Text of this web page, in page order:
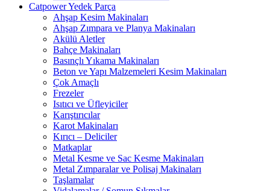
Catpower Yedek Parça
Ahşap Kesim Makinaları
Ahşap Zımpara ve Planya Makinaları
Akülü Aletler
Bahçe Makinaları
Basınçlı Yıkama Makinaları
Beton ve Yapı Malzemeleri Kesim Makinaları
Çok Amaçlı
Frezeler
Isıtıcı ve Üfleyiciler
Karıştırıcılar
Karot Makinaları
Kırıcı – Deliciler
Matkaplar
Metal Kesme ve Sac Kesme Makinaları
Metal Zımparalar ve Polisaj Makinaları
Taşlamalar